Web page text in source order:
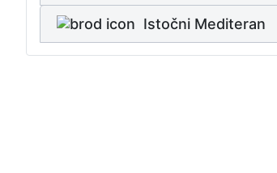
Istočni Mediteran